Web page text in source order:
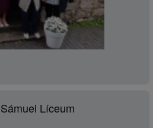
Líceum